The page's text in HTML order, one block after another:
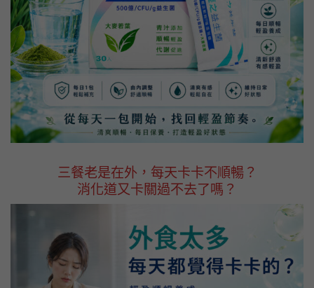
三餐老是在外，每天卡卡不順暢？
消化道又卡關過不去了嗎？